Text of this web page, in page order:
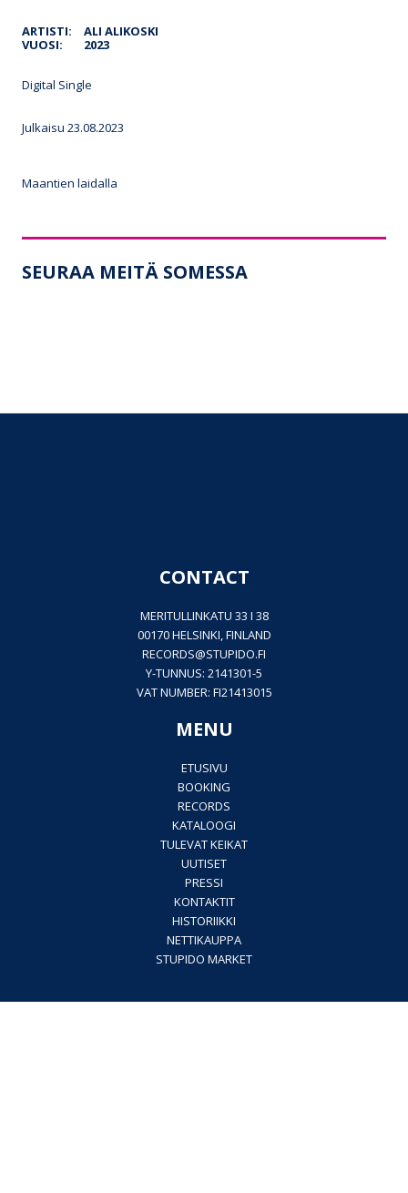
ARTISTI:
ALI ALIKOSKI
VUOSI:
2023
Digital Single
Julkaisu 23.08.2023
Maantien laidalla
SEURAA MEITÄ SOMESSA
CONTACT
MERITULLINKATU 33 I 38
00170 HELSINKI, FINLAND
RECORDS@STUPIDO.FI
Y-TUNNUS: 2141301-5
VAT NUMBER: FI21413015
MENU
ETUSIVU
BOOKING
RECORDS
KATALOOGI
TULEVAT KEIKAT
UUTISET
PRESSI
KONTAKTIT
HISTORIIKKI
NETTIKAUPPA
STUPIDO MARKET